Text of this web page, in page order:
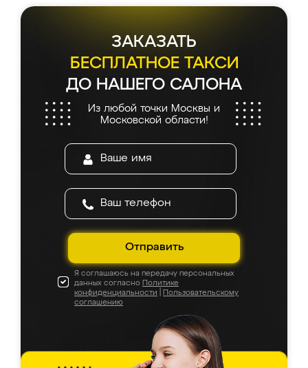
ЗАКАЗАТЬ
БЕСПЛАТНОЕ ТАКСИ
ДО НАШЕГО САЛОНА
Из любой точки Москвы и
Московской области!
Отправить
Я соглашаюсь на передачу персональных
данных согласно Политике
конфиденциальности
Пользовательскому
соглашению